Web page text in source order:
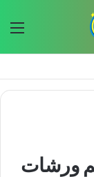
ورشات